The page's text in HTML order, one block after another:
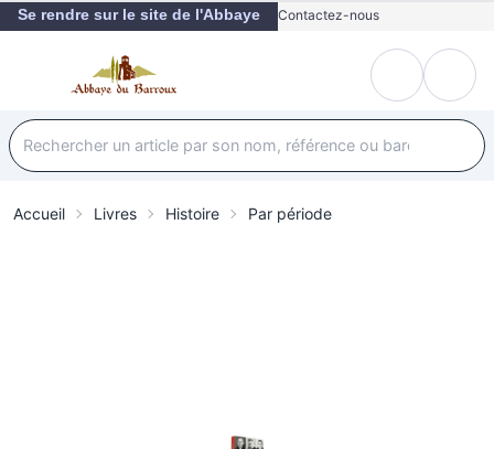
Se rendre sur le site de l'Abbaye Contactez-nous
Accueil Livres Histoire Par période